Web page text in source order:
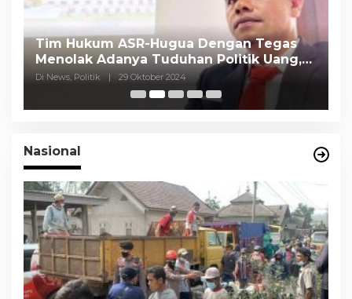
Tim Hukum ASR-Hugua Dengan Tegas
Menolak Adanya Tuduhan Politik Uang,
Pasar Murah Tidak Dilaksanakan Oleh
Di News, Politik | 29 Oktober 2024
Nasional